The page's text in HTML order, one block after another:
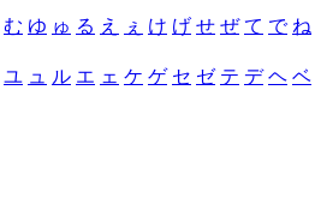
む ゆ ゅ る え ぇ け げ せ ぜ て で ね
ユ ュ ル エ ェ ケ ゲ セ ゼ テ デ ヘ ベ